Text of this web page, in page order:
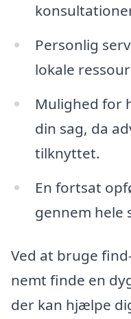
Personlig
lokale
Mulighed for
din sag, da
tilknyttet.
En fortsat
gennem hele
Ved at bruge
nemt finde en
der kan hjælpe